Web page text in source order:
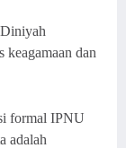
keagamaan dan
formal IPNU
adalah